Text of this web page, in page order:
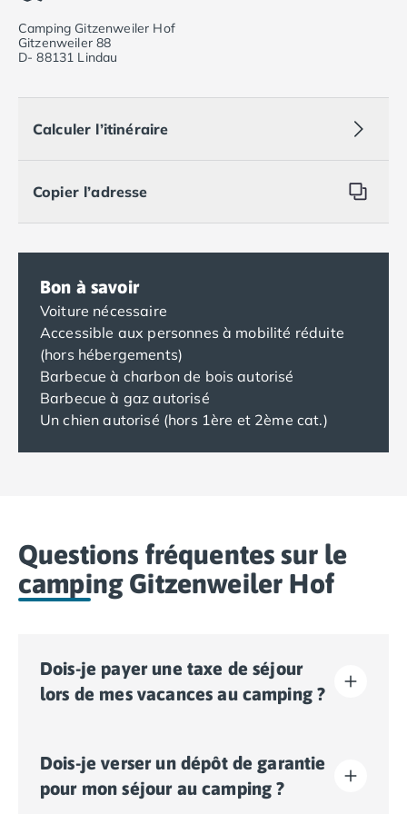
Programme de fidélité
Nos petits prix 2026
Promos d'été 2026
Nos Mobils-Homes/nos-hebergements/location-mobil-
Nos Emplacements/nos-hebergements/location-
La marque Tohapi by Homair
Qui sommes nous ?
Services et infos pratiques
Paiement en plusieurs fois - avec ONEY BANK
Notre programme de fidélité
Devenir propriétaire
Camping en Dordogne
Camping avec terrain de tennis
Camping avec salle de sport
Camping Gitzenweiler Hof
Gitzenweiler 88
D- 88131 Lindau
Calculer l’itinéraire
Copier l’adresse
Bon à savoir
Voiture nécessaire
Accessible aux personnes à mobilité réduite
(hors hébergements)
Barbecue à charbon de bois autorisé
Barbecue à gaz autorisé
Un chien autorisé (hors 1ère et 2ème cat.)
Questions fréquentes sur le
camping Gitzenweiler Hof
Dois-je payer une taxe de séjour
lors de mes vacances au camping ?
sites touristiques. Il vous faudra donc l’acquitter lors
de votre enregistrement en ligne ou une fois sur place.
Dois-je verser un dépôt de garantie
pour mon séjour au camping ?